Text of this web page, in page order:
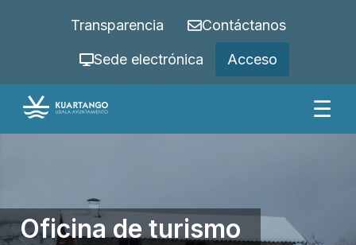
Transparencia Contáctanos
Sede electrónica Acceso
☰
Oficina de turismo